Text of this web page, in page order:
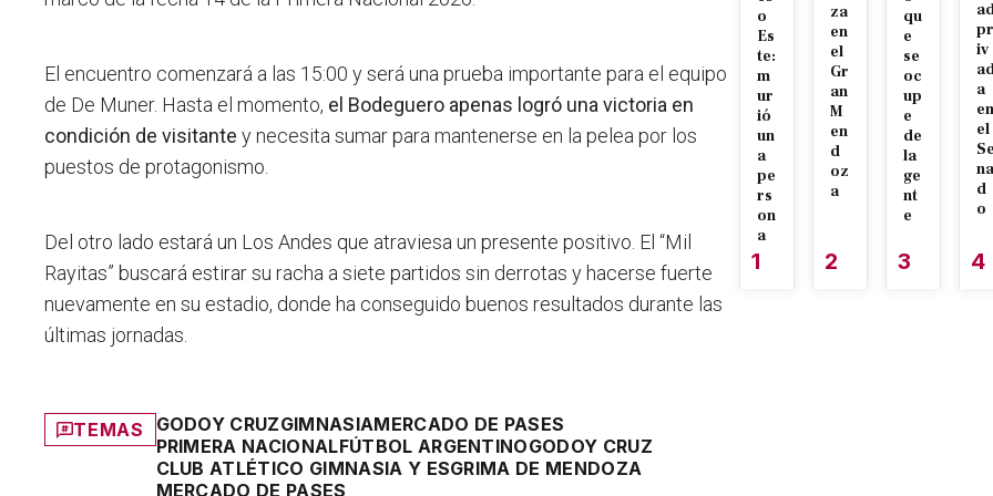
El encuentro comenzará a las 15:00 y será una prueba importante para el equipo
de De Muner. Hasta el momento, el Bodeguero apenas logró una victoria en
condición de visitante y necesita sumar para mantenerse en la pelea por los
puestos de protagonismo.
Del otro lado estará un Los Andes que atraviesa un presente positivo. El “Mil
Rayitas” buscará estirar su racha a siete partidos sin derrotas y hacerse fuerte
nuevamente en su estadio, donde ha conseguido buenos resultados durante las
últimas jornadas.
TEMAS GODOY CRUZGIMNASIAMERCADO DE PASES
PRIMERA NACIONALFÚTBOL ARGENTINOGODOY CRUZ
CLUB ATLÉTICO GIMNASIA Y ESGRIMA DE MENDOZA
MERCADO DE PASES
o
Es
te:
m
ur
ió
un
a
pe
rs
on
a
1
za
en
el
Gr
an
M
en
d
oz
a
2
qu
e
se
oc
up
e
de
la
ge
nt
e
3
pr
iv
a
en
el
Se
na
d
o
4